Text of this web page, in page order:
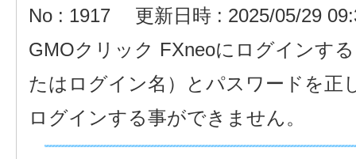
No : 1917
更新日時 : 2025/05/29
GMOクリック FXneoにログインす
たはログイン名）とパスワードを正
ログインする事ができません。